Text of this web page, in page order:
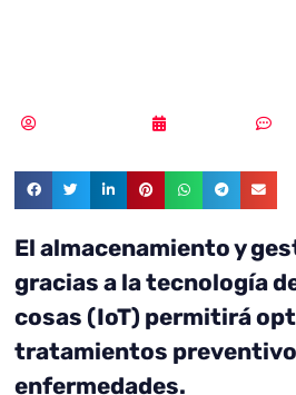
El almacenamiento y
gracias a la tecnología
cosas (IoT) permitirá
tratamientos
enfermedades.